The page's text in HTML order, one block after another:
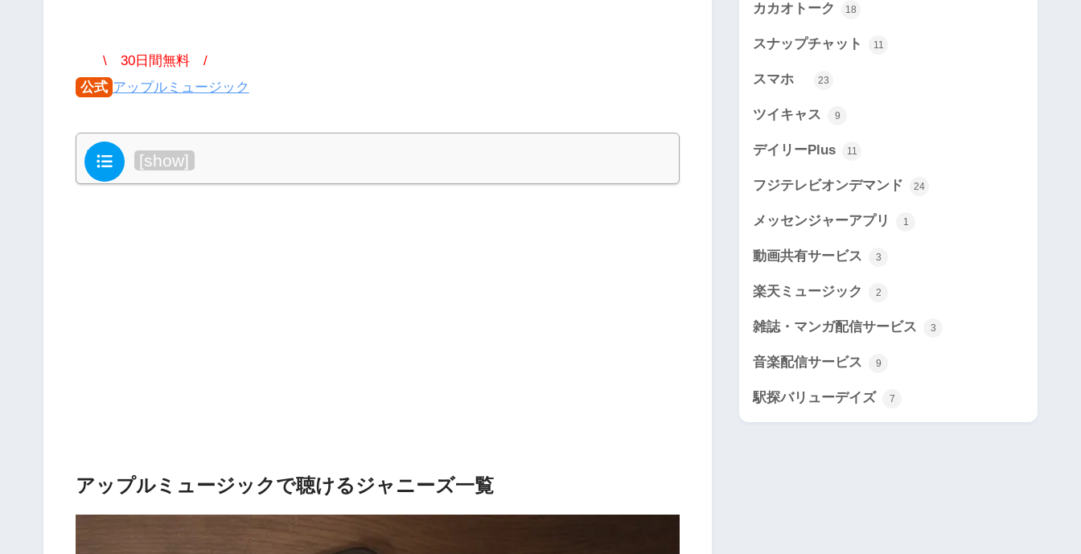
\ 30日間無料 /
公式 アップルミュージック
目次 [show]
アップルミュージックで聴けるジャニーズ一覧
カカオトーク 18
スナップチャット 11
スマホ 23
ツイキャス 9
デイリーPlus 11
フジテレビオンデマンド 24
メッセンジャーアプリ 1
動画共有サービス 3
楽天ミュージック 2
雑誌・マンガ配信サービス 3
音楽配信サービス 9
駅探バリューデイズ 7